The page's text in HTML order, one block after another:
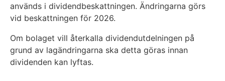
används i dividendbeskattningen. Ändringarna görs
vid beskattningen för 2026.
Om bolaget vill återkalla dividendutdelningen på
grund av lagändringarna ska detta göras innan
dividenden kan lyftas.